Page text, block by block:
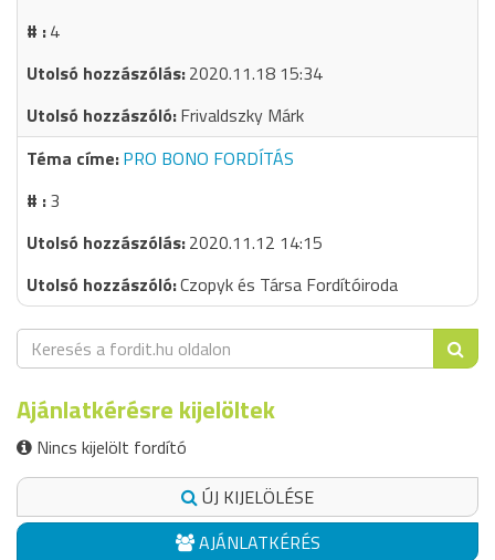
4
2020.11.18 15:34
Frivaldszky Márk
PRO BONO FORDÍTÁS
3
2020.11.12 14:15
Czopyk és Társa Fordítóiroda
Ajánlatkérésre kijelöltek
Nincs kijelölt fordító
ÚJ KIJELÖLÉSE
AJÁNLATKÉRÉS